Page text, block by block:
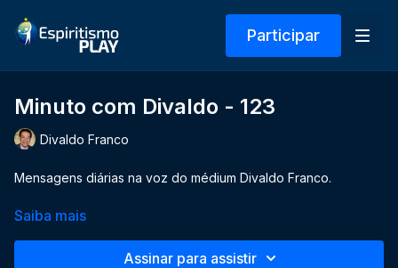
Participar
Minuto com Divaldo - 123
Divaldo Franco
Mensagens diárias na voz do médium Divaldo Franco.
Saiba mais
Assinar para assistir